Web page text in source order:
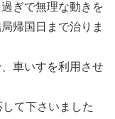
ぎで無理な動きを
帰国日まで治りま
車いすを利用させ
て下さいました